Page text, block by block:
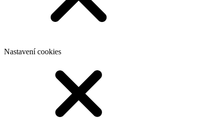
Nastavení cookies